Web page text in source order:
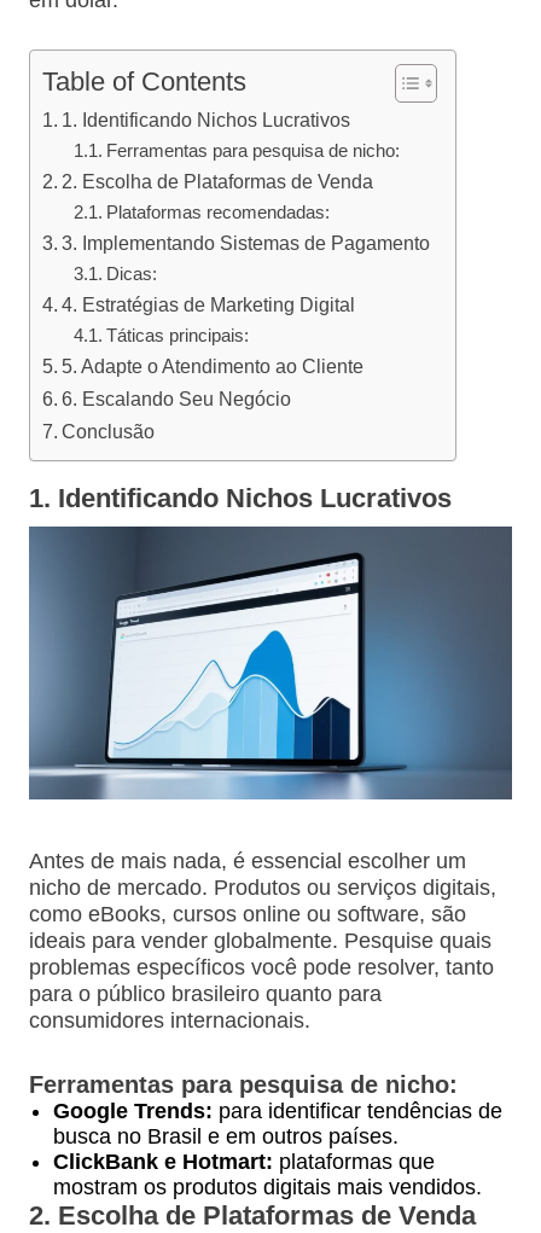
Table of Contents
1. Identificando Nichos Lucrativos
Ferramentas para pesquisa de nicho:
2. Escolha de Plataformas de Venda
Plataformas recomendadas:
3. Implementando Sistemas de Pagamento
Dicas:
4. Estratégias de Marketing Digital
Táticas principais:
5. Adapte o Atendimento ao Cliente
6. Escalando Seu Negócio
Conclusão
1. Identificando Nichos Lucrativos
Antes de mais nada, é essencial escolher um
nicho de mercado. Produtos ou serviços digitais,
como eBooks, cursos online ou software, são
ideais para vender globalmente. Pesquise quais
problemas específicos você pode resolver, tanto
para o público brasileiro quanto para
consumidores internacionais.
Ferramentas para pesquisa de nicho:
Google Trends: para identificar tendências de
busca no Brasil e em outros países.
ClickBank e Hotmart: plataformas que
mostram os produtos digitais mais vendidos.
2. Escolha de Plataformas de Venda